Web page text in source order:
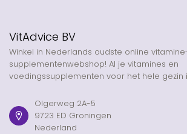
VitAdvice BV
Winkel in Nederlands oudste online
supplementenwebshop! Al je vitamines en
voedingssupplementen voor het hele gezin
Olgerweg 2A-5
9723 ED Groningen
Nederland